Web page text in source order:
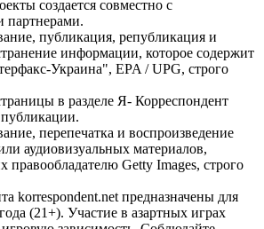
создается совместно с
партнерами.
публикация, републикация и
информации, которое содержит
Украина", EPA / UPG, строго
в разделе Я- Корреспондент
публикации.
перепечатка и воспроизведение
аудиовизуальных материалов,
правообладателю Getty Images, строго
korrespondent.net предназначены для
(21+). Участие в азартных играх